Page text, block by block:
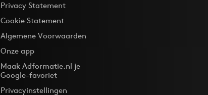
Privacy Statement
Cookie Statement
Algemene Voorwaarden
Onze app
Maak Adformatie.nl je
Google-favoriet
Privacyinstellingen